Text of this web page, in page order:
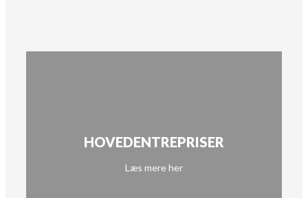
HOVEDENTREPRISER
Læs mere her